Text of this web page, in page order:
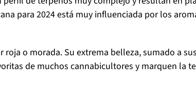
para 2024 está muy influenciada por los
o morada. Su extrema belleza, sumado a
de muchos cannabicultores y marquen la